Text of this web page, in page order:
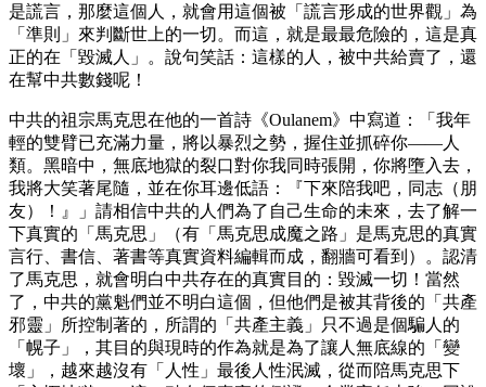
是謊言，那麼這個人，就會用這個被「謊言形成的世界觀」為
「準則」來判斷世上的一切。而這，就是最最危險的，這是真
正的在「毀滅人」。說句笑話：這樣的人，被中共給賣了，還
在幫中共數錢呢！
中共的祖宗馬克思在他的一首詩《Oulanem》中寫道：「我年
輕的雙臂已充滿力量，將以暴烈之勢，握住並抓碎你——人
類。黑暗中，無底地獄的裂口對你我同時張開，你將墮入去，
我將大笑著尾隨，並在你耳邊低語：『下來陪我吧，同志（朋
友）！』」請相信中共的人們為了自己生命的未來，去了解一
下真實的「馬克思」（有「馬克思成魔之路」是馬克思的真實
言行、書信、著書等真實資料編輯而成，翻牆可看到）。認清
了馬克思，就會明白中共存在的真實目的：毀滅一切！當然
了，中共的黨魁們並不明白這個，但他們是被其背後的「共產
邪靈」所控制著的，所謂的「共產主義」只不過是個騙人的
「幌子」，其目的與現時的作為就是為了讓人無底線的「變
壞」，越來越沒有「人性」最後人性泯滅，從而陪馬克思下